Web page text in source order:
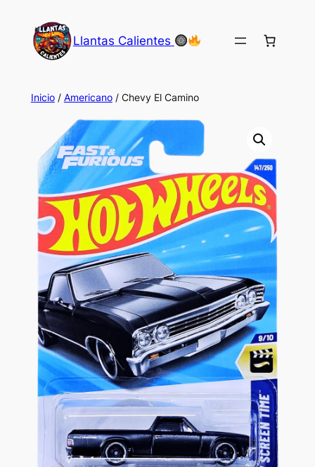
contenido
Llantas Calientes
Inicio/ Americano/ Chevy El Camino